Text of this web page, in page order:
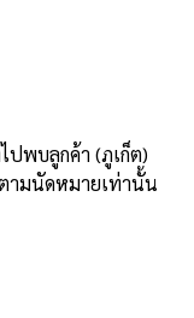
ปพบลูกค้า (ภูเก็ต)
ามนัดหมายเท่านั้น